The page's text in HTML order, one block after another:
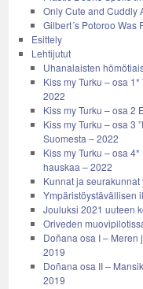
Only Cute and Cuddly
Gilbert´s Potoroo
Esittely
Lehtijutut
Uhanalaisten
Kiss my Turku – osa
2022
Kiss my Turku – osa 2
Kiss my Turku – osa 3
Suomesta – 2022
Kiss my Turku – osa
hauskaa – 2022
Kunnat ja
Ympäristöystävällisen
Jouluksi 2021 uuteen
Oriveden
Doñana osa I –
2019
Doñana osa II –
2019